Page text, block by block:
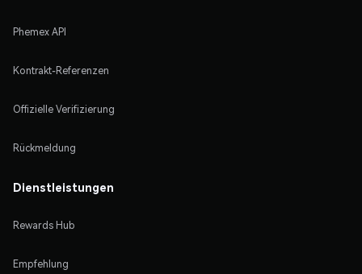
Phemex API
Kontrakt-Referenzen
Offizielle Verifizierung
Rückmeldung
Dienstleistungen
Rewards Hub
Empfehlung